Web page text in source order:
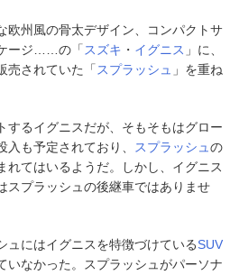
欧州風の骨太デザイン、コンパクトサ
ージ……の「 スズキ ・ イグニス 」に、
売されていた「 スプラッシュ 」を重ね
するイグニスだが、そもそもはグロー
も予定されており、
スプラッシュ の
れてはいるようだ。しかし、イグニス
スプラッシュの後継車ではありませ
ュにはイグニスを特徴づけているSUV
いなかった。スプラッシュがパーソナ